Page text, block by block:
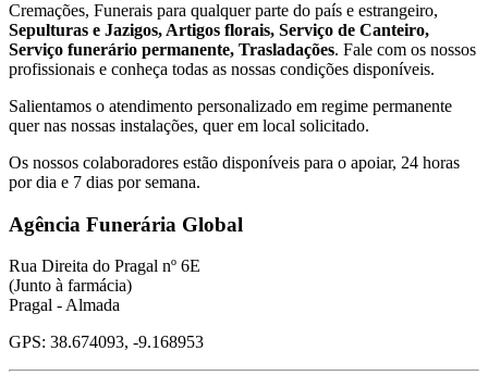
Cremações, Funerais para qualquer parte do país e estrangeiro,
Sepulturas e Jazigos, Artigos florais, Serviço de Canteiro,
Serviço funerário permanente, Trasladações. Fale com os nossos
profissionais e conheça todas as nossas condições disponíveis.
Salientamos o atendimento personalizado em regime permanente
quer nas nossas instalações, quer em local solicitado.
Os nossos colaboradores estão disponíveis para o apoiar, 24 horas
por dia e 7 dias por semana.
Agência Funerária Global
Rua Direita do Pragal nº 6E
(Junto à farmácia)
Pragal - Almada
GPS: 38.674093, -9.168953